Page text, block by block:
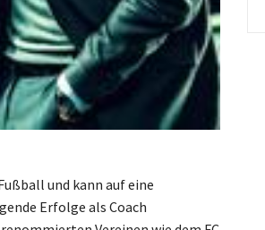
und kann auf eine
Erfolge als Coach